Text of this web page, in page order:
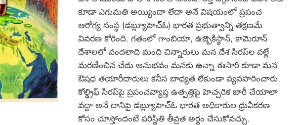
కూడా ఎగుమతి అయ్యిందా లేదా అనే విషయంలో ప్రపంచ
ఆరోగ్య సంస్థ (డబ్ల్యూహెచ్‌ఓ) భారత ప్రభుత్వాన్ని తక్షణమే
వివరణ కోరింది. గతంలో గాంబియా, ఉజ్బెకిస్థాన్, కామెరూన్
దేశాలలో వందలాది మంది చిన్నారులు మన దేశ సిరప్‌ల వల్లే
మరణించిన చేదు అనుభవం మనకు ఉన్నా ఈసారి కూడా మన
ఔషధ తయారీదారులు కనీస బాధ్యత లేకుండా వ్యవహరించారు.
కోల్డ్రిఫ్ సిరప్‌పై ప్రపంచవ్యాప్త ఉత్పత్తిపై హెచ్చరిక జారీ చేయాలా
వద్దా అనే దానిపై డబ్ల్యూహెచ్‌ఓ భారత అధికారుల ధ్రువీకరణ
కోసం చూస్తోందంటే పరిస్థితి తీవ్రత అర్థం చేసుకోవచ్చు.